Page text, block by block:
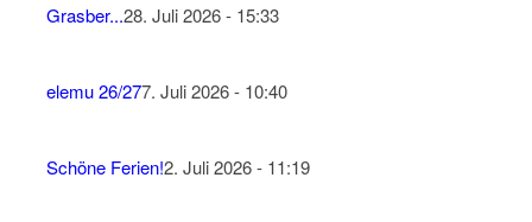
Grasber...28. Juli 2026 - 15:33
elemu 26/277. Juli 2026 - 10:40
Schöne Ferien!2. Juli 2026 - 11:19